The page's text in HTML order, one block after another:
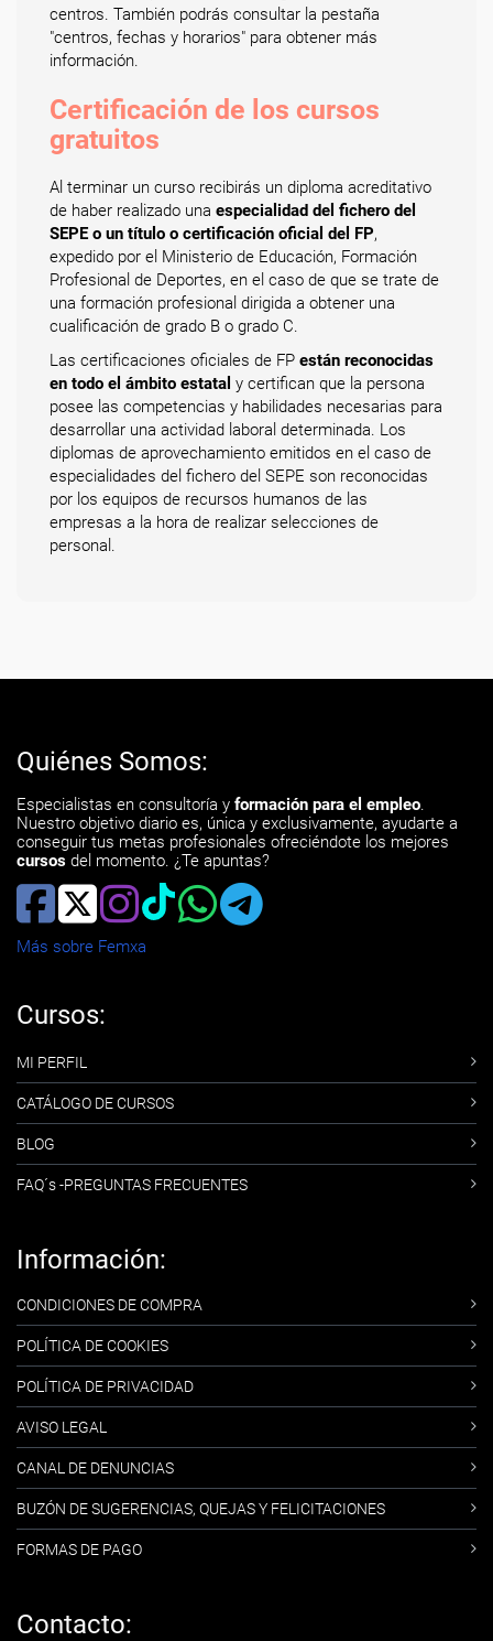
centros. También podrás consultar la pestaña
"centros, fechas y horarios" para obtener más
información.
Certificación de los cursos
gratuitos
Al terminar un curso recibirás un diploma acreditativo
de haber realizado una especialidad del fichero del
SEPE o un título o certificación oficial del FP,
expedido por el Ministerio de Educación, Formación
Profesional de Deportes, en el caso de que se trate de
una formación profesional dirigida a obtener una
cualificación de grado B o grado C.
Las certificaciones oficiales de FP están reconocidas
en todo el ámbito estatal y certifican que la persona
posee las competencias y habilidades necesarias para
desarrollar una actividad laboral determinada. Los
diplomas de aprovechamiento emitidos en el caso de
especialidades del fichero del SEPE son reconocidas
por los equipos de recursos humanos de las
empresas a la hora de realizar selecciones de
personal.
Quiénes Somos:
Especialistas en consultoría y formación para el empleo.
Nuestro objetivo diario es, única y exclusivamente, ayudarte a
conseguir tus metas profesionales ofreciéndote los mejores
cursos del momento. ¿Te apuntas?
Más sobre Femxa
Cursos:
MI PERFIL
CATÁLOGO DE CURSOS
BLOG
FAQ´s -PREGUNTAS FRECUENTES
Información:
CONDICIONES DE COMPRA
POLÍTICA DE COOKIES
POLÍTICA DE PRIVACIDAD
AVISO LEGAL
CANAL DE DENUNCIAS
BUZÓN DE SUGERENCIAS, QUEJAS Y FELICITACIONES
FORMAS DE PAGO
Contacto: